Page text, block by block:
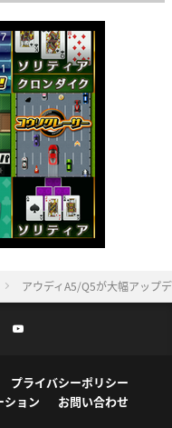
アウディA5/Q5が大幅アップ
プライバシーポリシー
ション お問い合わせ